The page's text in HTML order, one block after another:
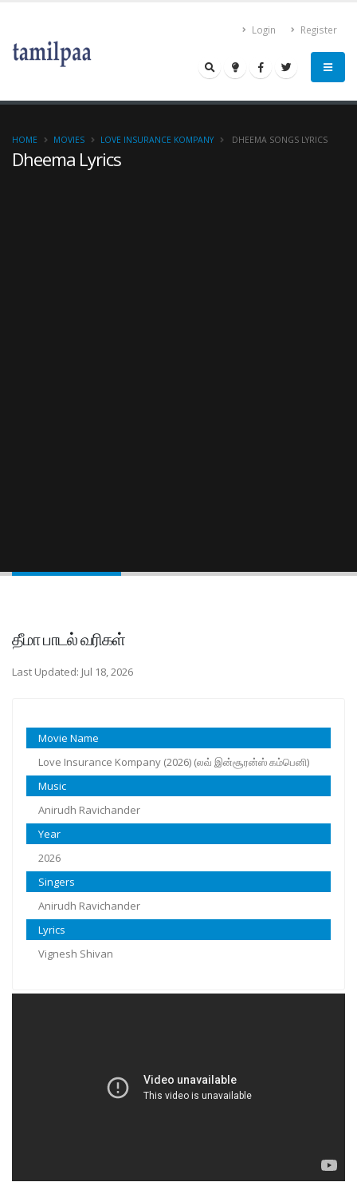
Login Register
Dheema Lyrics
HOME MOVIES LOVE INSURANCE KOMPANY DHEEMA SONGS LYRICS
தீமா பாடல் வரிகள்
Last Updated: Jul 18, 2026
Movie Name
Love Insurance Kompany (2026) (லவ் இன்சூரன்ஸ் கம்பெனி)
Music
Anirudh Ravichander
Year
2026
Singers
Anirudh Ravichander
Lyrics
Vignesh Shivan